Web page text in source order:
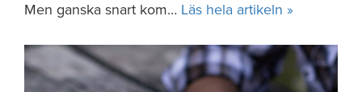
Men ganska snart kom… Läs hela artikeln »